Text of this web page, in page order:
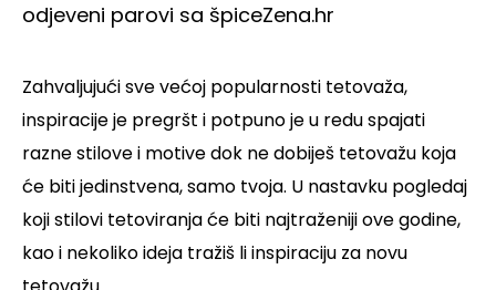
odjeveni parovi sa špiceZena.hr
Zahvaljujući sve većoj popularnosti tetovaža,
inspiracije je pregršt i potpuno je u redu spajati
razne stilove i motive dok ne dobiješ tetovažu koja
će biti jedinstvena, samo tvoja. U nastavku pogledaj
koji stilovi tetoviranja će biti najtraženiji ove godine,
kao i nekoliko ideja tražiš li inspiraciju za novu